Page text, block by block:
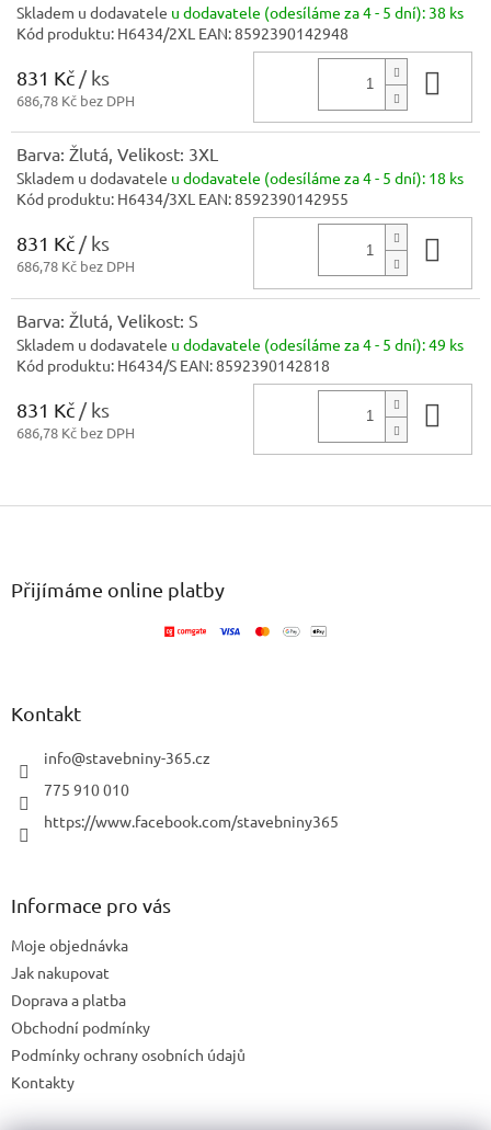
Skladem u dodavatele u dodavatele (odesíláme za 4 - 5 dní): 38 ks
Kód produktu: H6434/2XL EAN:8592390142948
831 Kč / ks
686,78 Kč bez DPH
Barva: Žlutá, Velikost: 3XL
Skladem u dodavatele u dodavatele (odesíláme za 4 - 5 dní): 18 ks
Kód produktu: H6434/3XL EAN:8592390142955
831 Kč / ks
686,78 Kč bez DPH
Barva: Žlutá, Velikost: S
Skladem u dodavatele u dodavatele (odesíláme za 4 - 5 dní):49 ks
Kód produktu: H6434/S EAN:8592390142818
831 Kč / ks
686,78 Kč bez DPH
Z
Přijímáme online platby
Kontakt
info@stavebniny-365.cz
775 910 010
https://www.facebook.com/stavebniny365
Informace pro vás
Moje objednávka
Jak nakupovat
Doprava a platba
Obchodní podmínky
Podmínky ochrany osobních údajů
Kontakty